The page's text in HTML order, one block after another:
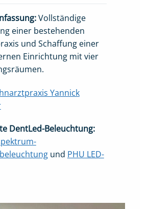
Vollständige
einer bestehenden
und Schaffung einer
Einrichtung mit vier
Yannick
DentLed-Beleuchtung:
und PHU LED-